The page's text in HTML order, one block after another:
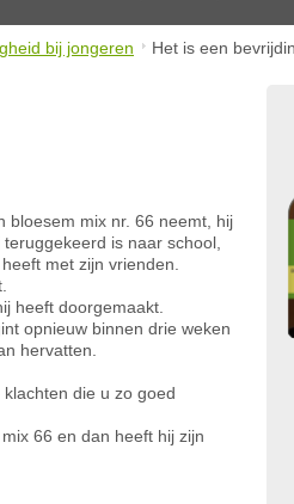
bij jongeren Het is een
bloesem mix nr. 66 neemt, hij
is naar school,
met zijn vrienden.
heeft doorgemaakt.
opnieuw binnen drie weken
hervatten.
die u zo goed
66 en dan heeft hij zijn